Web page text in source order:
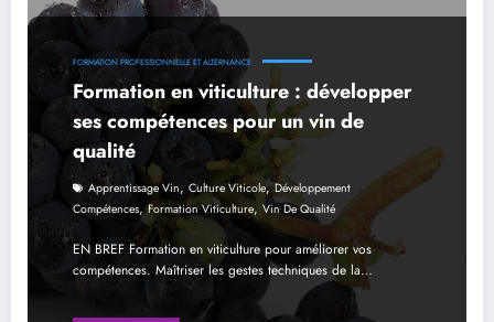
FORMATION PROFESSIONNELLE ET ALTERNANCE
Formation en viticulture : développer
ses compétences pour un vin de
qualité
Apprentissage Vin, Culture Viticole,Développement
Compétences,Formation Viticulture, Vin De Qualité
EN BREF Formation en viticulture pour améliorer vos
compétences. Maîtriser les gestes techniques de la…